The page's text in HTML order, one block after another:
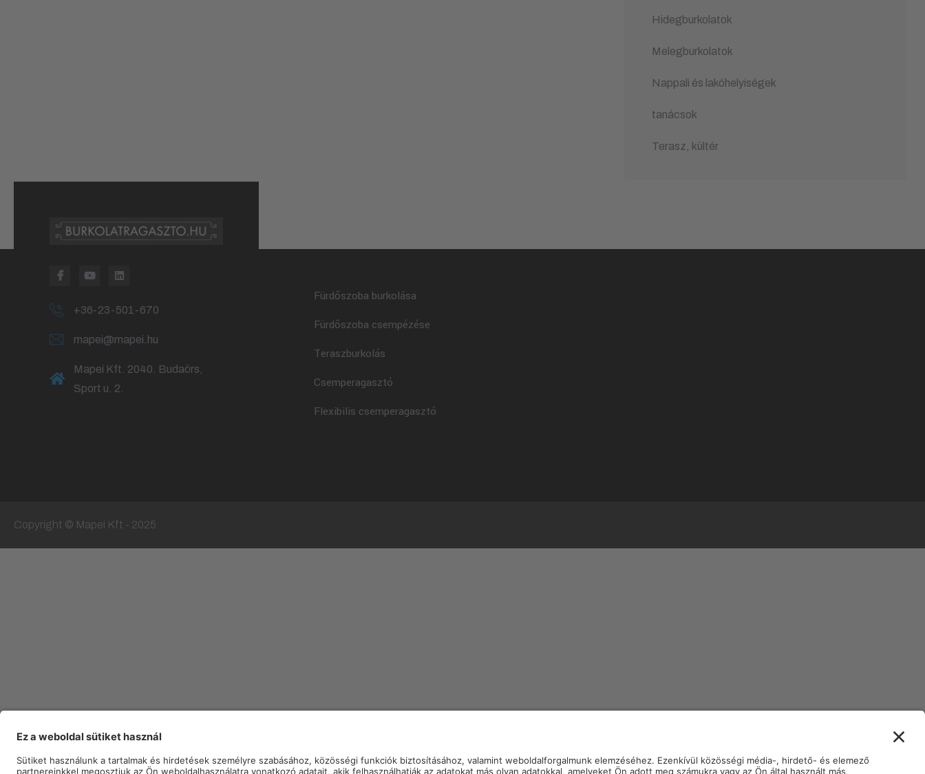
Hidegburkolatok
Melegburkolatok
Nappali és lakóhelyiségek
tanácsok
Terasz, kültér
+36-23-501-670
mapei@mapei.hu
Mapei Kft. 2040. Budaörs,
Sport u. 2.
Fürdőszoba burkolása
Fürdőszoba csempézése
Teraszburkolás
Csemperagasztó
Flexibilis csemperagasztó
Copyright © Mapei Kft - 2025